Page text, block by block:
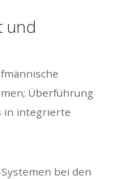
und
Überführung
in integrierte
bei den